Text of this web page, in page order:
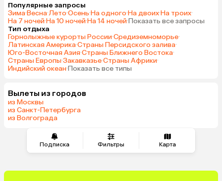
Подписка Фильтры Карта
Популярные запросы
Зима·Весна·Лето·Осень·На одного·На двоих·На троих·
На 7 ночей·На 10 ночей·На 14 ночей·Показать все запросы
Тип отдыха
Горнолыжные курорты России·Средиземноморье·
Латинская Америка·Страны Персидского залива·
Юго-Восточная Азия·Страны Ближнего Востока·
Страны Европы·Закавказье·Страны Африки·
Индийский океан·Показать все типы
Вылеты из городов
из Москвы
из Санкт-Петербурга
из Волгограда